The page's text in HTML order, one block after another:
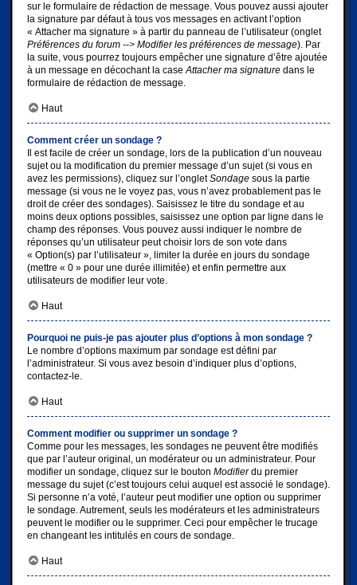
sur le formulaire de rédaction de message. Vous pouvez aussi ajouter
la signature par défaut à tous vos messages en activant l’option
« Attacher ma signature » à partir du panneau de l’utilisateur (onglet
Préférences du forum --> Modifier les préférences de message). Par
la suite, vous pourrez toujours empêcher une signature d’être ajoutée
à un message en décochant la caseAttacher ma signature dans le
formulaire de rédaction de message.
Haut
Comment créer un sondage ?
Il est facile de créer un sondage, lors de la publication d’un nouveau
sujet ou la modification du premier message d’un sujet (si vous en
avez les permissions), cliquez sur l’ongletSondage sous la partie
message (si vous ne le voyez pas, vous n’avez probablement pas le
droit de créer des sondages). Saisissez le titre du sondage et au
moins deux options possibles, saisissez une option par ligne dans le
champ des réponses. Vous pouvez aussi indiquer le nombre de
réponses qu’un utilisateur peut choisir lors de son vote dans
« Option(s) par l’utilisateur », limiter la durée en jours du sondage
(mettre « 0 » pour une durée illimitée) et enfin permettre aux
utilisateurs de modifier leur vote.
Haut
Pourquoi ne puis-je pas ajouter plus d’options à mon sondage ?
Le nombre d’options maximum par sondage est défini par
l’administrateur. Si vous avez besoin d’indiquer plus d’options,
contactez-le.
Haut
Comment modifier ou supprimer un sondage ?
Comme pour les messages, les sondages ne peuvent être modifiés
que par l’auteur original, un modérateur ou un administrateur. Pour
modifier un sondage, cliquez sur le bouton Modifierdu premier
message du sujet (c’est toujours celui auquel est associé le sondage).
Si personne n’a voté, l’auteur peut modifier une option ou supprimer
le sondage. Autrement, seuls les modérateurs et les administrateurs
peuvent le modifier ou le supprimer. Ceci pour empêcher le trucage
en changeant les intitulés en cours de sondage.
Haut